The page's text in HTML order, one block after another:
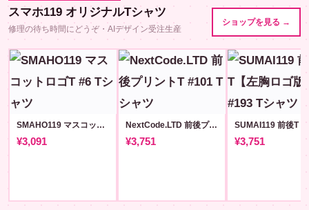
スマホ119 オリジナルTシャツ
修理の待ち時間にどうぞ・AIデザイン受注生産
ショップを見る →
SMAHO119 マスコットロゴT #6
¥3,091
NextCode.LTD 前後プリントT #101
¥3,751 ¥3,751